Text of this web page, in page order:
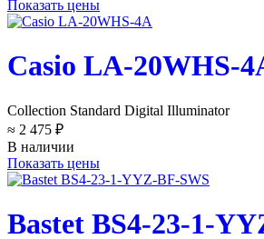
Показать цены
Casio LA-20WHS-
Collection Standard Digital Illuminator
≈ 2 475 ₽
В наличии
Показать цены
Bastet BS4-23-1-